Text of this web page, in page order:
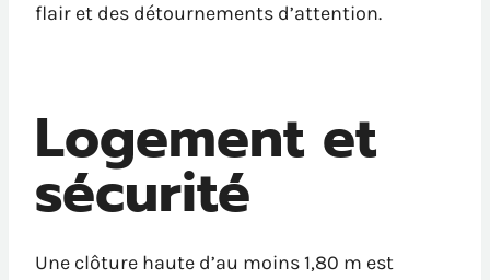
flair et des détournements d’attention.
Logement et
sécurité
Une clôture haute d’au moins 1,80 m est